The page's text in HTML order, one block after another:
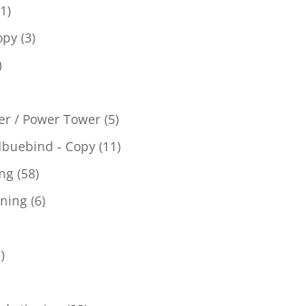
(3)
/ Power Tower (5)
- Copy (11)
(58)
(6)